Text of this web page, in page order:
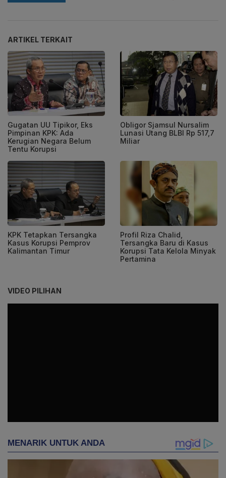
ARTIKEL TERKAIT
Gugatan UU Tipikor, Eks
Pimpinan KPK: Ada
Kerugian Negara Belum
Tentu Korupsi
Obligor Sjamsul Nursalim
Lunasi Utang BLBI Rp 517,7
Miliar
KPK Tetapkan Tersangka
Kasus Korupsi Pemprov
Kalimantan Timur
Profil Riza Chalid,
Tersangka Baru di Kasus
Korupsi Tata Kelola Minyak
Pertamina
VIDEO PILIHAN